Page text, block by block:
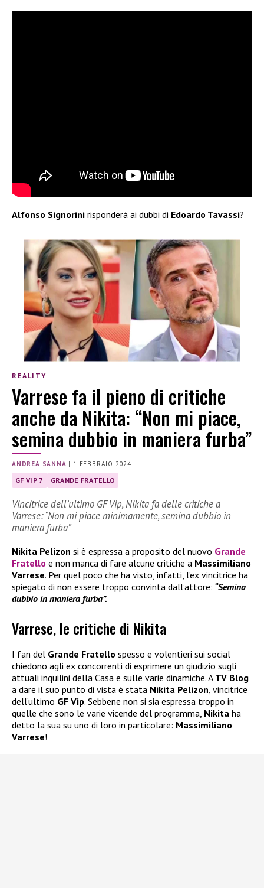
Alfonso Signorini risponderà ai dubbi di Edoardo Tavassi?
REALITY
Varrese fa il pieno di critiche
anche da Nikita: “Non mi piace,
semina dubbio in maniera furba”
ANDREA SANNA | 1 FEBBRAIO 2024
GF VIP 7 GRANDE FRATELLO
Vincitrice dell’ultimo GF Vip, Nikita fa delle critiche a
Varrese: “Non mi piace minimamente, semina dubbio in
maniera furba”
Nikita Pelizon si è espressa a proposito del nuovo Grande
Fratello e non manca di fare alcune critiche a Massimiliano
Varrese. Per quel poco che ha visto, infatti, l’ex vincitrice ha
spiegato di non essere troppo convinta dall’attore: “Semina
dubbio in maniera furba”.
Varrese, le critiche di Nikita
I fan del Grande Fratello spesso e volentieri sui social
chiedono agli ex concorrenti di esprimere un giudizio sugli
attuali inquilini della Casa e sulle varie dinamiche. A TV Blog
a dare il suo punto di vista è stata Nikita Pelizon , vincitrice
dell’ultimo GF Vip. Sebbene non si sia espressa troppo in
quelle che sono le varie vicende del programma, Nikita ha
detto la sua su uno di loro in particolare: Massimiliano
Varrese!